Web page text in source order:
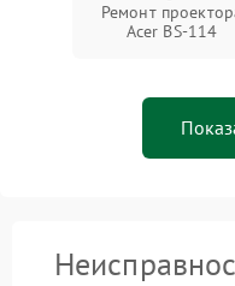
Ремонт
Acer BS-114